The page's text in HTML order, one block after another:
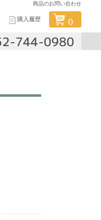
商品のお問い合わせ
購入履歴 0